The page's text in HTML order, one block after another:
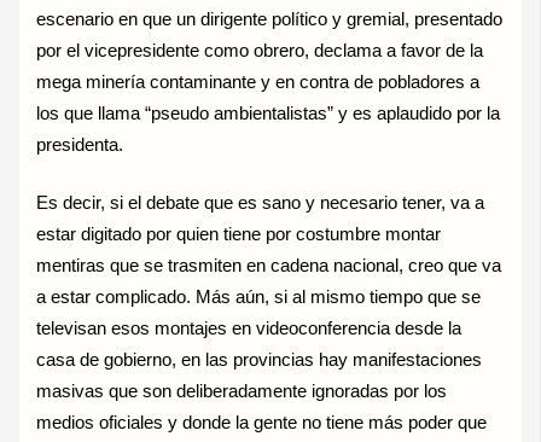
escenario en que un dirigente político y gremial, presentado
por el vicepresidente como obrero, declama a favor de la
mega minería contaminante y en contra de pobladores a
los que llama “pseudo ambientalistas” y es aplaudido por la
presidenta.
Es decir, si el debate que es sano y necesario tener, va a
estar digitado por quien tiene por costumbre montar
mentiras que se trasmiten en cadena nacional, creo que va
a estar complicado. Más aún, si al mismo tiempo que se
televisan esos montajes en videoconferencia desde la
casa de gobierno, en las provincias hay manifestaciones
masivas que son deliberadamente ignoradas por los
medios oficiales y donde la gente no tiene más poder que